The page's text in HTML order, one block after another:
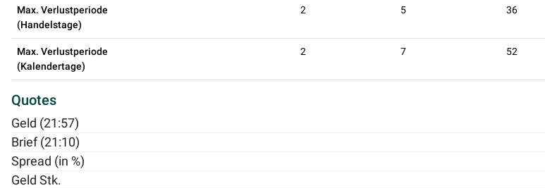
Max. Verlustperiode
(Handelstage)
2 5 36
Max. Verlustperiode
(Kalendertage)
2 7 52
Quotes
Geld (21:57)
Brief (21:10)
Spread (in %)
Geld Stk.